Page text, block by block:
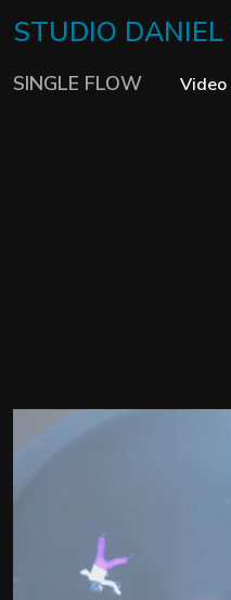
STUDIO DANIEL
SINGLE FLOW Video